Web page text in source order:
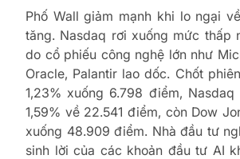
Phố Wall giảm mạnh khi lo ngại
tăng. Nasdaq rơi xuống mức thấp
do cổ phiếu công nghệ lớn như
Oracle, Palantir lao dốc. Chốt
1,23% xuống 6.798 điểm, Nasdaq
1,59% về 22.541 điểm, còn Dow
xuống 48.909 điểm. Nhà đầu tư
sinh lời của các khoản đầu tư AI